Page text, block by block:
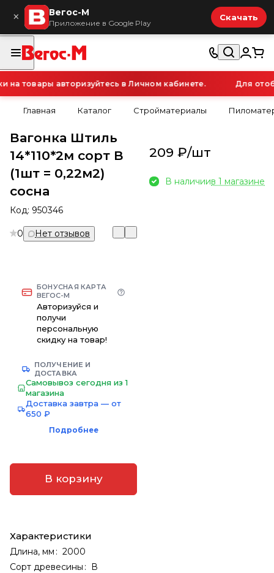
× Вегос-М
Приложение в Google Play
Скачать
товары авторизуйтесь в Личном кабинете. Для
Главная Каталог Стройматериалы
Вагонка Штиль
14*110*2м сорт В
(1шт = 0,22м2)
сосна
Код: 950346
0 Нет отзывов
БОНУСНАЯ КАРТА
ВЕГОС-М
Авторизуйся и
получи
персональную
скидку на товар!
ПОЛУЧЕНИЕ И
ДОСТАВКА
Самовывоз сегодня из 1
магазина
Доставка завтра — от
650 ₽
Подробнее
В корзину
Характеристики
Длина, мм : 2000
Сорт древесины : В
209 ₽/шт
В наличиив 1 магазине